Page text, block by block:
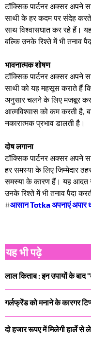
टॉक्सिक पार्टनर अक्सर अपने
साथी के हर कदम पर संदेह
साथ विश्वासघात कर रहे हैं।
बल्कि उनके रिश्ते में भी तनाव
भावनात्मक शोषण
टॉक्सिक पार्टनर अक्सर अपने
साथी को यह महसूस कराते हैं
अनुसार चलने के लिए मजबूर
आत्मविश्वास को कम करती है,
नकारात्मक प्रभाव डालती है।
दोष लगाना
टॉक्सिक पार्टनर अक्सर अपने
हर समस्या के लिए जिम्मेदार
समस्या के कारण हैं। यह आदत
उनके रिश्ते में भी तनाव पैदा
#आसान Totka अपनाएं अपार
यह भी पढ़े
लाल किताब : इन उपायों के
गर्लफ्रेंड को मनाने के कारगर
दो हजार रूपए में मिलेगी हार्ले